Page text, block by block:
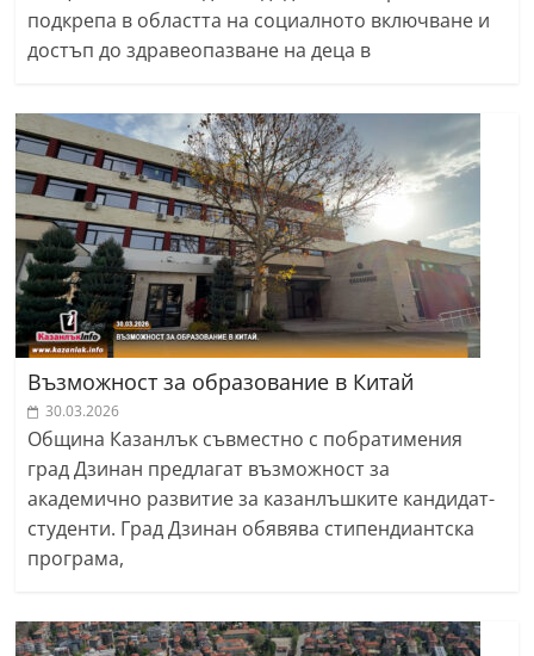
r
y
k
a
z
a
n
l
a
k
.
m
подкрепа в областта на социалното включване и
достъп до здравеопазване на деца в
Възможност за образование в Китай
30.03.2026
Община Казанлък съвместно с побратимения
град Дзинан предлагат възможност за
академично развитие за казанлъшките кандидат-
студенти. Град Дзинан обявява стипендиантска
програма,